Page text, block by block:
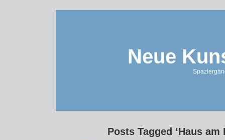
Neue
Posts Tagged ‘Haus am